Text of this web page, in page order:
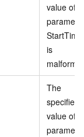
value of
StartTime
is
The
specified
value of